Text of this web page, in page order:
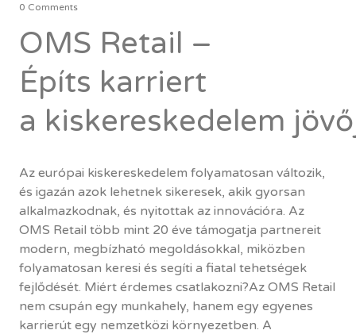
0 Comments
OMS Retail –
Építs karriert
a kiskereskedelem
Az európai kiskereskedelem folyamatosan változik,
és igazán azok lehetnek sikeresek, akik gyorsan
alkalmazkodnak, és nyitottak az innovációra. Az
OMS Retail több mint 20 éve támogatja partnereit
modern, megbízható megoldásokkal, miközben
folyamatosan keresi és segíti a fiatal tehetségek
fejlődését. Miért érdemes csatlakozni?Az OMS Retail
nem csupán egy munkahely, hanem egy egyenes
karrierút egy nemzetközi környezetben. A